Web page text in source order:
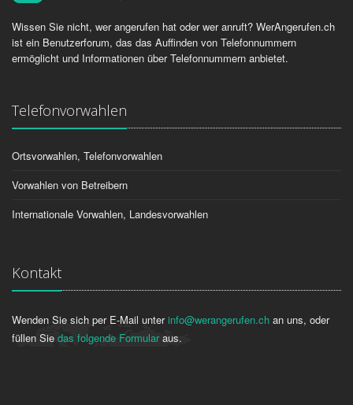
Wissen Sie nicht, wer angerufen hat oder wer anruft? WerAngerufen.ch
ist ein Benutzerforum, das das Auffinden von Telefonnummern
ermöglicht und Informationen über Telefonnummern anbietet.
Telefonvorwahlen
Ortsvorwahlen, Telefonvorwahlen
Vorwahlen von Betreibern
Internationale Vorwahlen, Landesvorwahlen
Kontakt
Wenden Sie sich per E-Mail unterinfo@werangerufen.ch an uns, oder
füllen Sie das folgende Formularaus.